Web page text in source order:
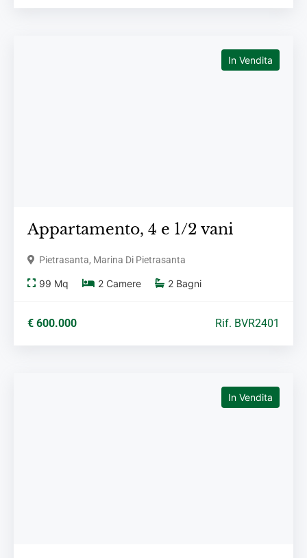
In Vendita
Appartamento, 4 e 1/2 vani
Pietrasanta, Marina Di Pietrasanta
99 Mq 2 Camere 2 Bagni
€ 600.000 Rif. BVR2401
In Vendita